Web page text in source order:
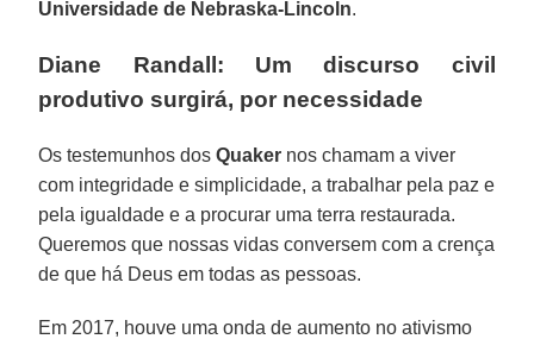
Universidade de Nebraska-Lincoln.
Diane Randall: Um discurso civil
produtivo surgirá, por necessidade
Os testemunhos dosQuaker nos chamam a viver
com integridade e simplicidade, a trabalhar pela paz e
pela igualdade e a procurar uma terra restaurada.
Queremos que nossas vidas conversem com a crença
de que há Deus em todas as pessoas.
Em 2017, houve uma onda de aumento no ativismo